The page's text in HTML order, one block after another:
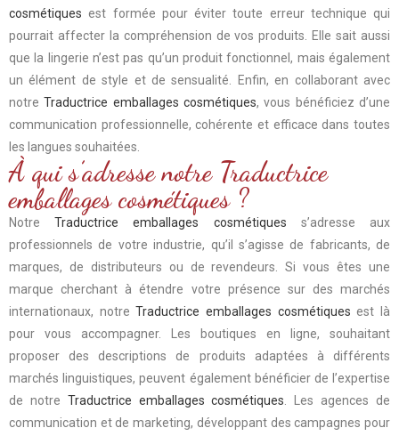
cosmétiques est formée pour éviter toute erreur technique qui
pourrait affecter la compréhension de vos produits. Elle sait aussi
que la lingerie n’est pas qu’un produit fonctionnel, mais également
un élément de style et de sensualité. Enfin, en collaborant avec
notreTraductrice emballages cosmétiques, vous bénéficiez d’une
communication professionnelle, cohérente et efficace dans toutes
les langues souhaitées.
À qui s’adresse notre Traductrice
emballages cosmétiques ?
NotreTraductrice emballages cosmétiques s’adresse aux
professionnels de votre industrie, qu’il s’agisse de fabricants, de
marques, de distributeurs ou de revendeurs. Si vous êtes une
marque cherchant à étendre votre présence sur des marchés
internationaux, notreTraductrice emballages cosmétiques est là
pour vous accompagner. Les boutiques en ligne, souhaitant
proposer des descriptions de produits adaptées à différents
marchés linguistiques, peuvent également bénéficier de l’expertise
de notre Traductrice emballages cosmétiques . Les agences de
communication et de marketing, développant des campagnes pour